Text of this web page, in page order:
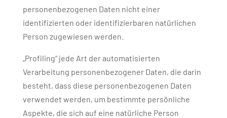
personenbezogenen Daten nicht einer
identifizierten oder identifizierbaren natürlichen
Person zugewiesen werden.
„Profiling“ jede Art der automatisierten
Verarbeitung personenbezogener Daten, die darin
besteht, dass diese personenbezogenen Daten
verwendet werden, um bestimmte persönliche
Aspekte, die sich auf eine natürliche Person